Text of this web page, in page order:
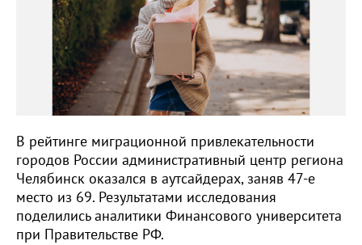
В рейтинге миграционной привлекательности
городов России административный центр региона
Челябинск оказался в аутсайдерах, заняв 47-е
место из 69. Результатами исследования
поделились аналитики Финансового университета
при Правительстве РФ.